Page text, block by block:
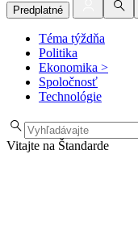
Predplatné
Téma týždňa
Politika
Ekonomika >
Spoločnosť
Technológie
Vitajte na Štandarde